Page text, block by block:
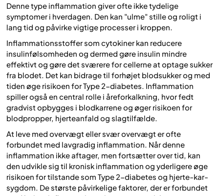
Denne type inflammation giver ofte ikke tydelige
symptomer i hverdagen. Den kan "ulme" stille og roligt i
lang tid og påvirke vigtige processer i kroppen.
Inflammationsstoffer som cytokiner kan reducere
insulinfølsomheden og dermed gøre insulin mindre
effektivt og gøre det sværere for cellerne at optage sukker
fra blodet. Det kan bidrage til forhøjet blodsukker og med
tiden øge risikoen for Type 2-diabetes. Inflammation
spiller også en central rolle i åreforkalkning, hvor fedt
gradvist opbygges i blodkarrene og øger risikoen for
blodpropper, hjerteanfald og slagtilfælde.
At leve med overvægt eller svær overvægt er ofte
forbundet med lavgradig inflammation. Når denne
inflammation ikke aftager, men fortsætter over tid, kan
den udvikle sig til kronisk inflammation og yderligere øge
risikoen for tilstande som Type 2-diabetes og hjerte-kar-
sygdom. De største påvirkelige faktorer, der er forbundet